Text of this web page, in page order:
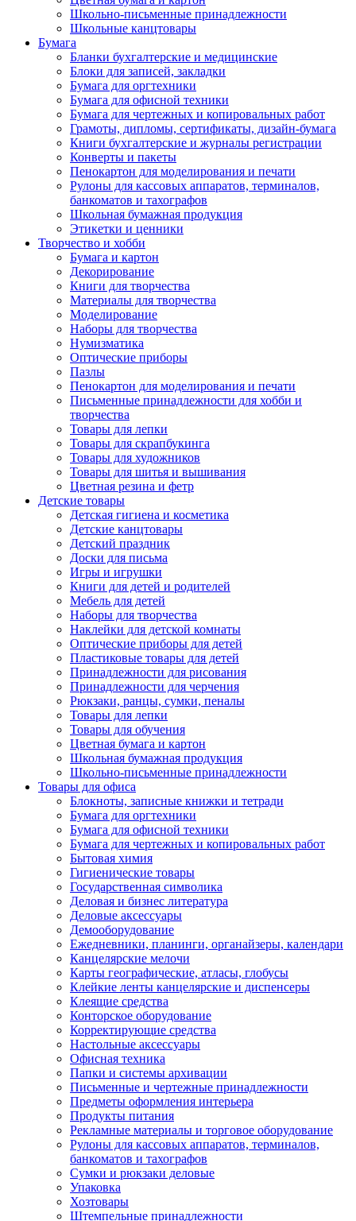
Школьно-письменные принадлежности
Школьные канцтовары
Бумага
Бланки бухгалтерские и медицинские
Блоки для записей, закладки
Бумага для оргтехники
Бумага для офисной техники
Бумага для чертежных и копировальных работ
Грамоты, дипломы, сертификаты, дизайн-бумага
Книги бухгалтерские и журналы регистрации
Конверты и пакеты
Пенокартон для моделирования и печати
Рулоны для кассовых аппаратов, терминалов,
банкоматов и тахографов
Школьная бумажная продукция
Этикетки и ценники
Творчество и хобби
Бумага и картон
Декорирование
Книги для творчества
Материалы для творчества
Моделирование
Наборы для творчества
Нумизматика
Оптические приборы
Пазлы
Пенокартон для моделирования и печати
Письменные принадлежности для хобби и
творчества
Товары для лепки
Товары для скрапбукинга
Товары для художников
Товары для шитья и вышивания
Цветная резина и фетр
Детские товары
Детская гигиена и косметика
Детские канцтовары
Детский праздник
Доски для письма
Игры и игрушки
Книги для детей и родителей
Мебель для детей
Наборы для творчества
Наклейки для детской комнаты
Оптические приборы для детей
Пластиковые товары для детей
Принадлежности для рисования
Принадлежности для черчения
Рюкзаки, ранцы, сумки, пеналы
Товары для лепки
Товары для обучения
Цветная бумага и картон
Школьная бумажная продукция
Школьно-письменные принадлежности
Товары для офиса
Блокноты, записные книжки и тетради
Бумага для оргтехники
Бумага для офисной техники
Бумага для чертежных и копировальных работ
Бытовая химия
Гигиенические товары
Государственная символика
Деловая и бизнес литература
Деловые аксессуары
Демооборудование
Ежедневники, планинги, органайзеры, календари
Канцелярские мелочи
Карты географические, атласы, глобусы
Клейкие ленты канцелярские и диспенсеры
Клеящие средства
Конторское оборудование
Корректирующие средства
Настольные аксессуары
Офисная техника
Папки и системы архивации
Письменные и чертежные принадлежности
Предметы оформления интерьера
Продукты питания
Рекламные материалы и торговое оборудование
Рулоны для кассовых аппаратов, терминалов,
банкоматов и тахографов
Сумки и рюкзаки деловые
Упаковка
Хозтовары
Штемпельные принадлежности